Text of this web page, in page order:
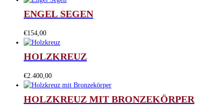
ENGEL SEGEN
€154,00
HOLZKREUZ
€2.400,00
HOLZKREUZ MIT BRONZEKÖRPER